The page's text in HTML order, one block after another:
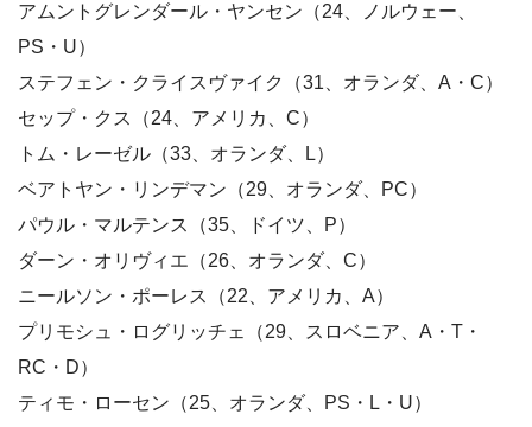
アムントグレンダール・ヤンセン（24、ノルウェー、
PS・U）
ステフェン・クライスヴァイク（31、オランダ、A・C）
セップ・クス（24、アメリカ、C）
トム・レーゼル（33、オランダ、L）
ベアトヤン・リンデマン（29、オランダ、PC）
パウル・マルテンス（35、ドイツ、P）
ダーン・オリヴィエ（26、オランダ、C）
ニールソン・ポーレス（22、アメリカ、A）
プリモシュ・ログリッチェ（29、スロベニア、A・T・
RC・D）
ティモ・ローセン（25、オランダ、PS・L・U）